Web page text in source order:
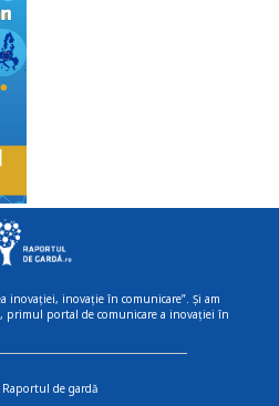
inovației, inovație în comunicare”. Și am
, primul portal de comunicare a inovației în
de gardă